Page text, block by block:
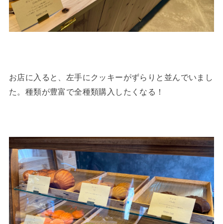
お店に入ると、左手にクッキーがずらりと並んでいまし
た。種類が豊富で全種類購入したくなる！